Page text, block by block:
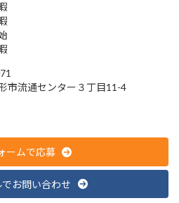
市流通センター３丁目11-4
ームで応募
でお問い合わせ